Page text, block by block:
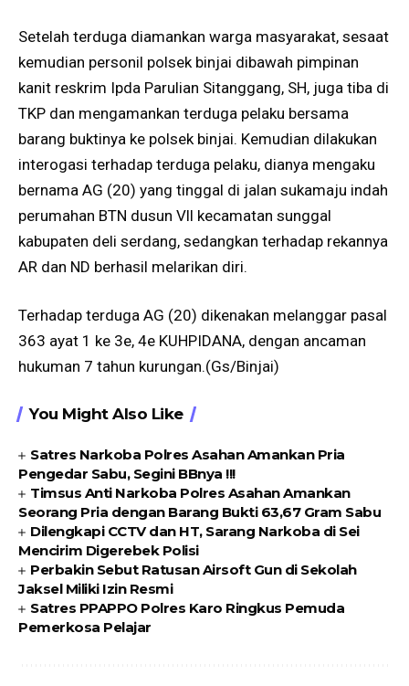
Setelah terduga diamankan warga masyarakat, sesaat
kemudian personil polsek binjai dibawah pimpinan
kanit reskrim Ipda Parulian Sitanggang, SH, juga tiba di
TKP dan mengamankan terduga pelaku bersama
barang buktinya ke polsek binjai. Kemudian dilakukan
interogasi terhadap terduga pelaku, dianya mengaku
bernama AG (20) yang tinggal di jalan sukamaju indah
perumahan BTN dusun Vll kecamatan sunggal
kabupaten deli serdang, sedangkan terhadap rekannya
AR dan ND berhasil melarikan diri.
Terhadap terduga AG (20) dikenakan melanggar pasal
363 ayat 1 ke 3e, 4e KUHPIDANA, dengan ancaman
hukuman 7 tahun kurungan.(Gs/Binjai)
You Might Also Like
Satres Narkoba Polres Asahan Amankan Pria
Pengedar Sabu, Segini BBnya !!!
Timsus Anti Narkoba Polres Asahan Amankan
Seorang Pria dengan Barang Bukti 63,67 Gram Sabu
Dilengkapi CCTV dan HT, Sarang Narkoba di Sei
Mencirim Digerebek Polisi
Perbakin Sebut Ratusan Airsoft Gun di Sekolah
Jaksel Miliki Izin Resmi
Satres PPAPPO Polres Karo Ringkus Pemuda
Pemerkosa Pelajar